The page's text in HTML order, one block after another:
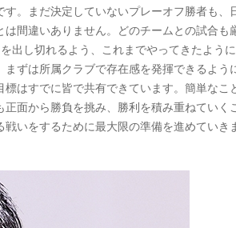
。まだ決定していないプレーオフ勝者も、
間違いありません。どのチームとの試合も
出し切れるよう、これまでやってきたよう
ずは所属クラブで存在感を発揮できるよう
はすでに皆で共有できています。簡単なこ
面から勝負を挑み、勝利を積み重ねていく
いをするために最大限の準備を進めていき